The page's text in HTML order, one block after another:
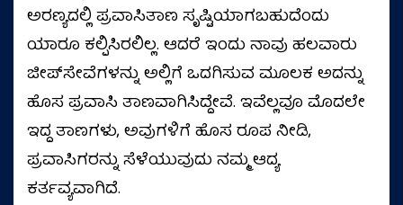
ಅರಣ್ಯದಲ್ಲಿ ಪ್ರವಾಸಿತಾಣ ಸೃಷ್ಟಿಯಾಗಬಹುದೆಂದು
ಯಾರೂ ಕಲ್ಪಿಸಿರಲಿಲ್ಲ. ಆದರೆ ಇಂದು ನಾವು ಹಲವಾರು
ಜೀಪ್‌ಸೇವೆಗಳನ್ನು ಅಲ್ಲಿಗೆ ಒದಗಿಸುವ ಮೂಲಕ ಅದನ್ನು
ಹೊಸ ಪ್ರವಾಸಿ ತಾಣವಾಗಿಸಿದ್ದೇವೆ. ಇವೆಲ್ಲವೂ ಮೊದಲೇ
ಇದ್ದ ತಾಣಗಳು, ಅವುಗಳಿಗೆ ಹೊಸ ರೂಪ ನೀಡಿ,
ಪ್ರವಾಸಿಗರನ್ನು ಸೆಳೆಯುವುದು ನಮ್ಮ ಆದ್ಯ
ಕರ್ತವ್ಯವಾಗಿದೆ.